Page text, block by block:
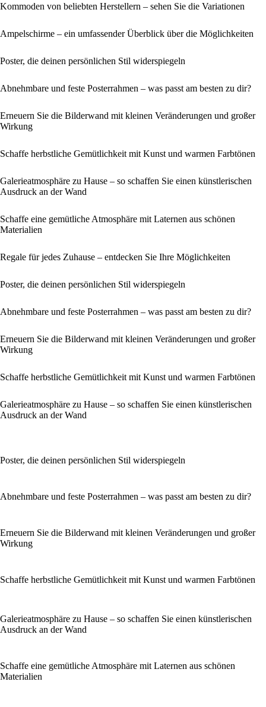
Kommoden von beliebten Herstellern – sehen Sie die Variationen
Ampelschirme – ein umfassender Überblick über die Möglichkeiten
Poster, die deinen persönlichen Stil widerspiegeln
Abnehmbare und feste Posterrahmen – was passt am besten zu dir?
Erneuern Sie die Bilderwand mit kleinen Veränderungen und großer
Wirkung
Schaffe herbstliche Gemütlichkeit mit Kunst und warmen Farbtönen
Galerieatmosphäre zu Hause – so schaffen Sie einen künstlerischen
Ausdruck an der Wand
Schaffe eine gemütliche Atmosphäre mit Laternen aus schönen
Materialien
Regale für jedes Zuhause – entdecken Sie Ihre Möglichkeiten
Poster, die deinen persönlichen Stil widerspiegeln
Abnehmbare und feste Posterrahmen – was passt am besten zu dir?
Erneuern Sie die Bilderwand mit kleinen Veränderungen und großer
Wirkung
Schaffe herbstliche Gemütlichkeit mit Kunst und warmen Farbtönen
Galerieatmosphäre zu Hause – so schaffen Sie einen künstlerischen
Ausdruck an der Wand
Poster, die deinen persönlichen Stil widerspiegeln
Abnehmbare und feste Posterrahmen – was passt am besten zu dir?
Erneuern Sie die Bilderwand mit kleinen Veränderungen und großer
Wirkung
Schaffe herbstliche Gemütlichkeit mit Kunst und warmen Farbtönen
Galerieatmosphäre zu Hause – so schaffen Sie einen künstlerischen
Ausdruck an der Wand
Schaffe eine gemütliche Atmosphäre mit Laternen aus schönen
Materialien